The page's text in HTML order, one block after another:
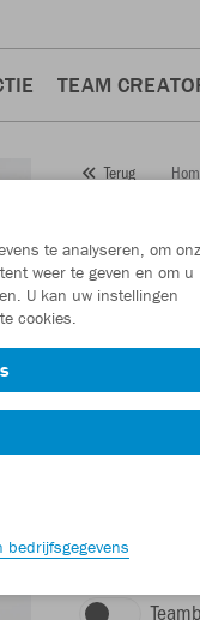
TEAM
Terug
Artikelnummer:
Zin in 30%
wit/koraal/marine
te analyseren, om
weer te geven en om u
U kan uw instellingen
cookies.
bedrijfsgegevens